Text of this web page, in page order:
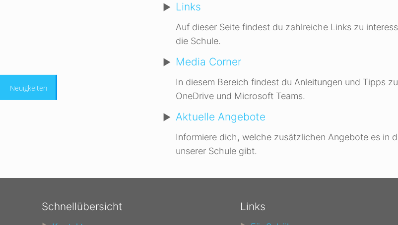
Links
Auf dieser Seite findest du zahlreiche Links zu
die Schule.
Media Corner
In diesem Bereich findest du Anleitungen und Tipps
OneDrive und Microsoft Teams.
Aktuelle Angebote
Informiere dich, welche zusätzlichen Angebote es in
unserer Schule gibt.
Schnellübersicht Links
Neuigkeiten